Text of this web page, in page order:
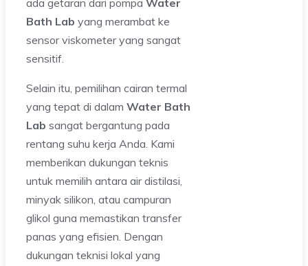
ada getaran dari pompa Water
Bath Lab yang merambat ke
sensor viskometer yang sangat
sensitif.
Selain itu, pemilihan cairan termal
yang tepat di dalam Water Bath
Lab sangat bergantung pada
rentang suhu kerja Anda. Kami
memberikan dukungan teknis
untuk memilih antara air distilasi,
minyak silikon, atau campuran
glikol guna memastikan transfer
panas yang efisien. Dengan
dukungan teknisi lokal yang